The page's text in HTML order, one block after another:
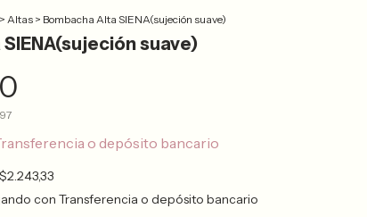
> Altas > Bombacha Alta SIENA(sujeción suave)
suave)
o depósito bancario
$2.243,33
con Transferencia o depósito bancario